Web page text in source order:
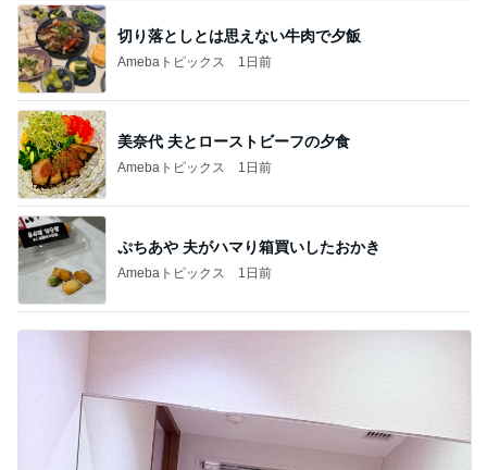
切り落としとは思えない牛肉で夕飯
Amebaトピックス 1日前
美奈代 夫とローストビーフの夕食
Amebaトピックス 1日前
ぷちあや 夫がハマり箱買いしたおかき
Amebaトピックス 1日前